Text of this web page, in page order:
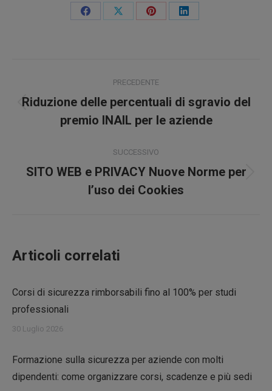
CondividiCondividiCondividiCondividi
tra
PRECEDENTE
Post
precedente:
Riduzione delle percentuali di sgravio del
premio INAIL per le aziende
SUCCESSIVO
Prossimo
post:
SITO WEB e PRIVACY Nuove Norme per
l’uso dei Cookies
Articoli correlati
Corsi di sicurezza rimborsabili fino al 100% per studi
professionali
30 Luglio 2026
Formazione sulla sicurezza per aziende con molti
dipendenti: come organizzare corsi, scadenze e più sedi